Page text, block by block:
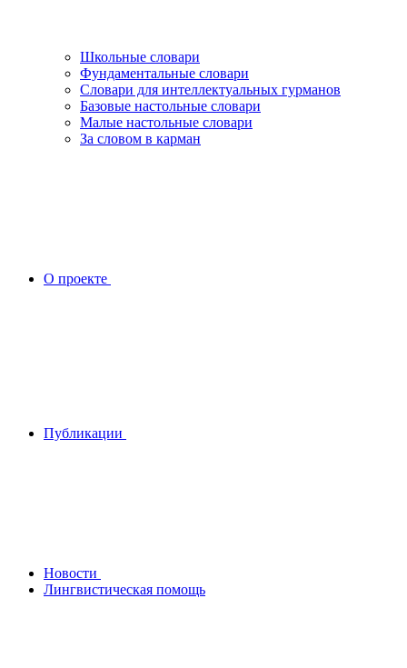
Школьные словари
Фундаментальные словари
Словари для интеллектуальных гурманов
Базовые настольные словари
Малые настольные словари
За словом в карман
О проекте
Публикации
Новости
Лингвистическая помощь